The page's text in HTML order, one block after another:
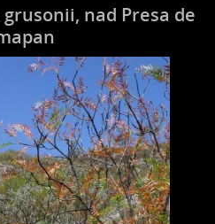
grusonii, nad Presa de